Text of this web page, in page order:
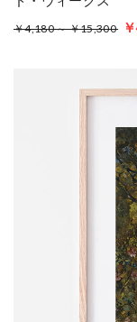
￥4,180 ～ ￥15,300